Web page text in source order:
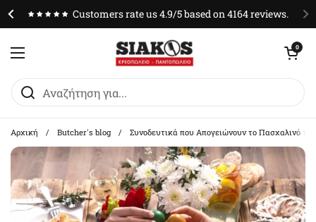
Customers rate us 4.9/5 based on 4164 reviews.
Άνοιγμα μενού
Άνοιγμα0
Αρχική / Butcher's blog / Συνοδευτικά που Απογειώνουν το Πασχαλινό